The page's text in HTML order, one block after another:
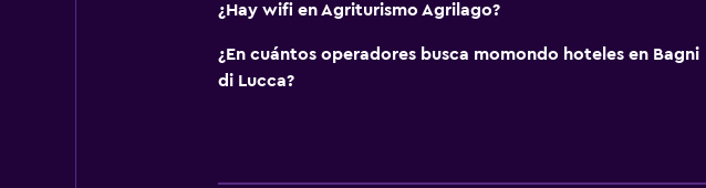
¿Hay wifi en Agriturismo Agrilago?
¿En cuántos operadores busca momondo hoteles en Bagni
di Lucca?